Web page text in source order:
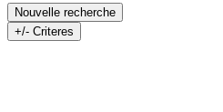
Nouvelle recherche
+/- Criteres